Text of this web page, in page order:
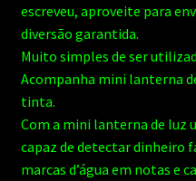
escreveu, aproveite para
diversão garantida.
Muito simples de ser
Acompanha mini lanterna
tinta.
Com a mini lanterna de luz
capaz de detectar dinheiro
marcas d’água em notas e